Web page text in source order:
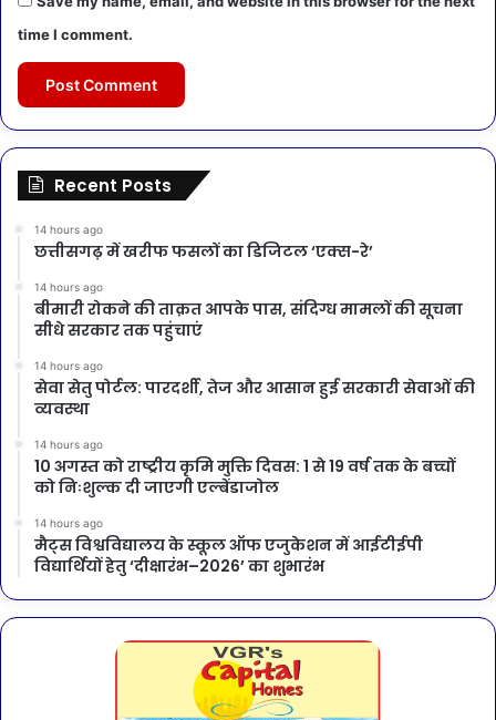
time I comment.
Recent Posts
14 hours ago
छत्तीसगढ़ में खरीफ फसलों का डिजिटल ‘एक्स-रे’
14 hours ago
बीमारी रोकने की ताक़त आपके पास, संदिग्ध मामलों की सूचना
सीधे सरकार तक पहुंचाएं
14 hours ago
सेवा सेतु पोर्टल: पारदर्शी, तेज और आसान हुई सरकारी सेवाओं की
व्यवस्था
14 hours ago
10 अगस्त को राष्ट्रीय कृमि मुक्ति दिवस: 1 से 19 वर्ष तक के बच्चों
को निःशुल्क दी जाएगी एल्बेंडाजोल
14 hours ago
मैट्स विश्वविद्यालय के स्कूल ऑफ एजुकेशन में आईटीईपी
विद्यार्थियों हेतु ‘दीक्षारंभ–2026’ का शुभारंभ